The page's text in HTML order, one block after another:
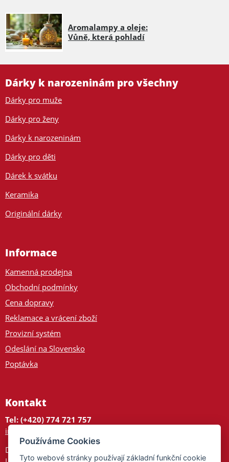
Aromalampy a oleje:
Vůně, která pohladí
Dárky k narozeninám pro všechny
Dárky pro muže
Dárky pro ženy
Dárky k narozeninám
Dárky pro děti
Dárek k svátku
Keramika
Originální dárky
Informace
Kamenná prodejna
Obchodní podmínky
Cena dopravy
Reklamace a vrácení zboží
Provizní systém
Odeslání na Slovensko
Poptávka
Kontakt
Tel: (+420) 774 721 757
info@tajnedarky.cz
Dárkové centrum
Používáme Cookies
Tyto webové stránky používají základní funkční cookie